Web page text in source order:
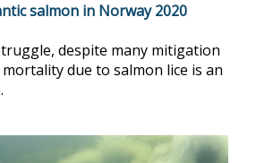
salmon in Norway 2020
despite many mitigation
due to salmon lice is an